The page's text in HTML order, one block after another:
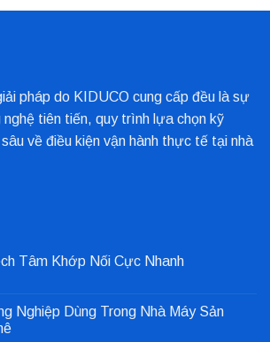
pháp do KIDUCO cung cấp đều là sự
tiên tiến, quy trình lựa chọn kỹ
về điều kiện vận hành thực tế tại nhà
Tâm Khớp Nối Cực Nhanh
Nghiệp Dùng Trong Nhà Máy Sản